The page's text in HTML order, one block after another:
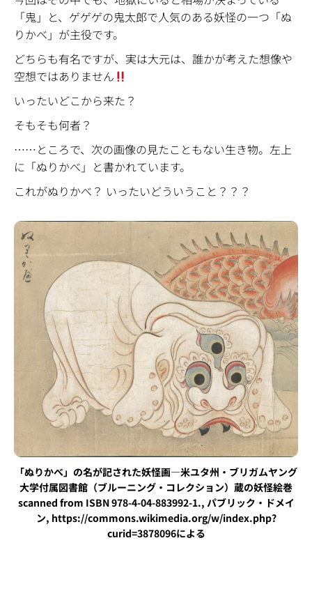
「鬼」と、ゲゲゲの鬼太郎で人気のある妖怪の一つ「ぬ
りかべ」が主役です。
どちらも有名ですが、実は大元は、誰かが考えた想像や
空想ではありません
いったいどこから来た？
そもそも何者？
……ところで、次の画像の見たこともない生き物。左上
に「ぬりかべ」と書かれています。
これがぬりかべ？ いったいどういうこと？？？
「ぬりかべ」の名が記された妖怪画―米ユタ州・ブリガムヤング
大学付属図書館（ブルーニング・コレクション）蔵の妖怪絵巻
scanned from ISBN 978-4-04-883992-1., パブリック・ドメイ
ン, https://commons.wikimedia.org/w/index.php?
curid=3878096による